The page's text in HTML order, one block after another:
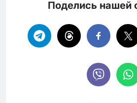
Поделись нашей